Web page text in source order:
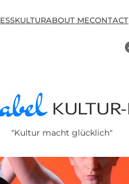
ESSKULTURABOUT MECONTACT
"Kultur macht glücklich"